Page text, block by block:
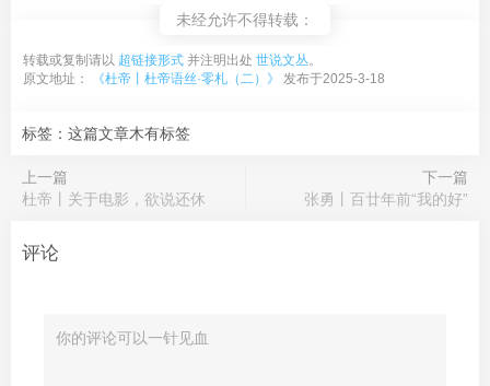
未经允许不得转载：
转载或复制请以 超链接形式 并注明出处 世说文丛。
原文地址：
《杜帝丨杜帝语丝·零札（二）》 发布于2025-3-18
标签：这篇文章木有标签
上一篇
杜帝丨关于电影，欲说还休
下一篇
张勇丨百廿年前“我的好”
评论